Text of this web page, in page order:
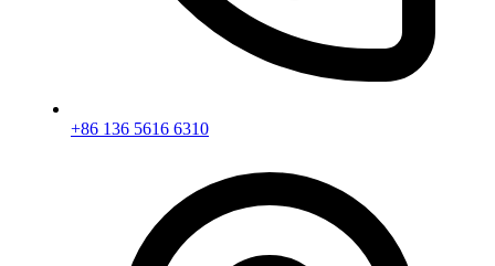
+86 136 5616 6310